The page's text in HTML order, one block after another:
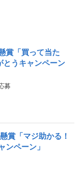
賞「買って当た
とうキャンペーン
募
賞「マジ助かる！
ンペーン」